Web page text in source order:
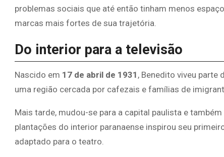
problemas sociais que até então tinham menos
marcas mais fortes de sua trajetória.
Do interior para a televisão
Nascido em 17 de abril de 1931 , Benedito viveu parte
uma região cercada por cafezais e famílias de
Mais tarde, mudou-se para a capital paulista e também
plantações do interior paranaense inspirou seu
adaptado para o teatro.